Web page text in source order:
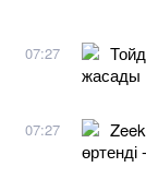
07:27
жасады
07:27